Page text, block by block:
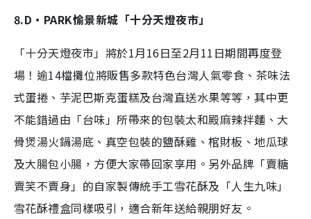
8.D‧PARK愉景新城「十分天燈夜市」
「十分天燈夜市」將於1月16日至2月11日期間再度登
場！逾14檔攤位將販售多款特色台灣人氣零食、茶味法
式蛋捲、芋泥巴斯克蛋糕及台灣直送水果等等，其中更
不能錯過由「台味」所帶來的包裝太和殿麻辣拌麵、大
骨煲湯火鍋湯底、真空包裝的鹽酥雞、棺財板、地瓜球
及大腸包小腸，方便大家帶回家享用。另外品牌「賣糖
賣笑不賣身」的自家製傳統手工雪花酥及「人生九味」
雪花酥禮盒同樣吸引，適合新年送給親朋好友。